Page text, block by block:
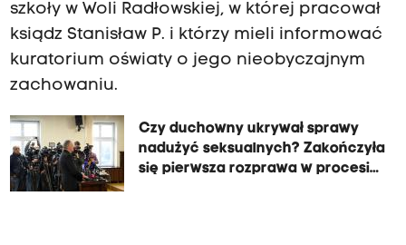
szkoły w Woli Radłowskiej, w której pracował
ksiądz Stanisław P. i którzy mieli informować
kuratorium oświaty o jego nieobyczajnym
zachowaniu.
Czy duchowny ukrywał sprawy
nadużyć seksualnych? Zakończyła
się pierwsza rozprawa w procesie